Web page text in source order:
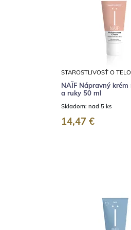
STAROSTLIVOSŤ O TELO
NAÏF Nápravný
a ruky 50 ml
Skladom: nad 5 ks
14,47 €